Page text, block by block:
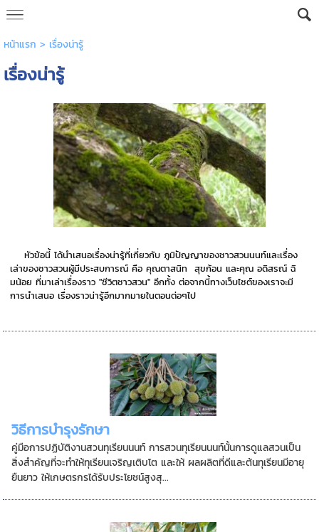
หน้าแรก > เรื่องน่ารู้
เรื่องน่ารู้
หัวข้อนี้ ได้นำเสนอเรื่องน่ารู้ที่เกี่ยวกับ ภูมิปัญญาของชาวสวนนนท์และเรื่อง
เล่าของชาวสวนผู้มีประสบการณ์ คือ คุณตาสนิท สุขก้อน และคุณ อดิสรณ์ ฉิ
มน้อย ที่มาเล่าเรื่องราว "ชีวิตชาวสวน" อีกทั้ง ต่อจากนี้ทางเว็บไซต์ของเราจะมี
การนำเสนอ เรื่องราวน่ารู้อีกมากมายในตอนต่อๆไป
วิธีการบำรุงรักษา
คู่มือการปฏิบัติงานสวนทุเรียนนนท์ การสวนทุเรียนนนท์นั้นการดูแลสวนเป็น
สิ่งสำคัญที่จะทำให้ทุเรียนเจริญเติบโต และให้ ผลผลิตที่ดีและต้นทุเรียนมีอายุ
ยืนยาว ให้เกษตรกรได้รับประโยชน์สูงสุ...